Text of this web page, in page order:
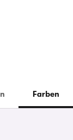
Farben